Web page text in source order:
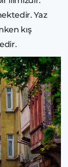
Yaz
kış